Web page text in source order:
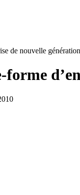
de nouvelle